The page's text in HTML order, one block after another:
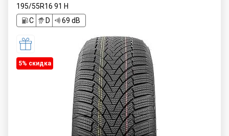
195/55R16 91 H
C
D 69 dB
5% cкидка